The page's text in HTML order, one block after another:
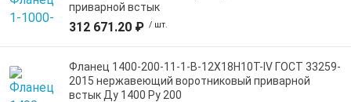
приварной встык
312 671.20 ₽ / шт.
Фланец 1400-200-11-1-B-12Х18Н10Т-IV ГОСТ 33259-
2015 нержавеющий воротниковый приварной
встык Ду 1400 Ру 200